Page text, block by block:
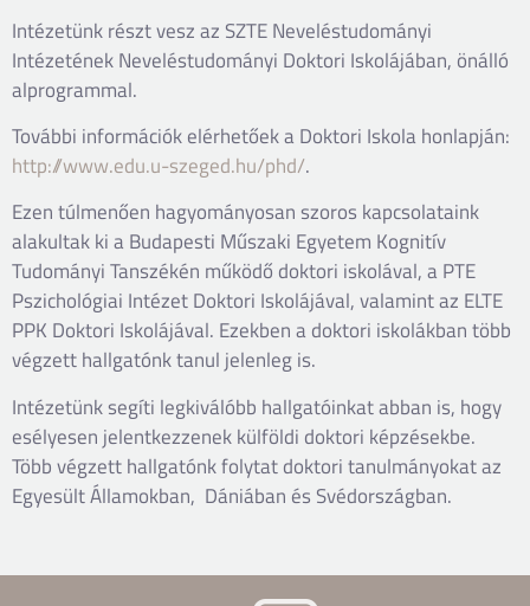
Intézetünk részt vesz az SZTE Neveléstudományi
Intézetének Neveléstudományi Doktori Iskolájában, önálló
alprogrammal.
További információk elérhetőek a Doktori Iskola honlapján:
http://www.edu.u-szeged.hu/phd/.
Ezen túlmenően hagyományosan szoros kapcsolataink
alakultak ki a Budapesti Műszaki Egyetem Kognitív
Tudományi Tanszékén működő doktori iskolával, a PTE
Pszichológiai Intézet Doktori Iskolájával, valamint az ELTE
PPK Doktori Iskolájával. Ezekben a doktori iskolákban több
végzett hallgatónk tanul jelenleg is.
Intézetünk segíti legkiválóbb hallgatóinkat abban is, hogy
esélyesen jelentkezzenek külföldi doktori képzésekbe.
Több végzett hallgatónk folytat doktori tanulmányokat az
Egyesült Államokban, Dániában és Svédországban.